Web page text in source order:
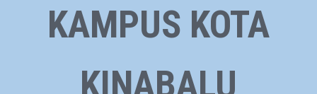
KAMPUS KOTA
KINABALU